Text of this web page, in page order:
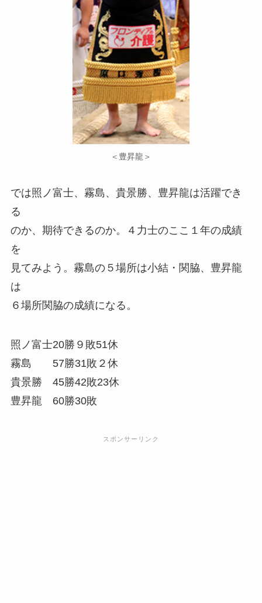
＜豊昇龍＞
では照ノ富士、霧島、貴景勝、豊昇龍は活躍でき
る
のか、期待できるのか。４力士のここ１年の成績
を
見てみよう。霧島の５場所は小結・関脇、豊昇龍
は
６場所関脇の成績になる。
照ノ富士20勝９敗51休
霧島 57勝31敗２休
貴景勝 45勝42敗23休
豊昇龍 60勝30敗
スポンサーリンク